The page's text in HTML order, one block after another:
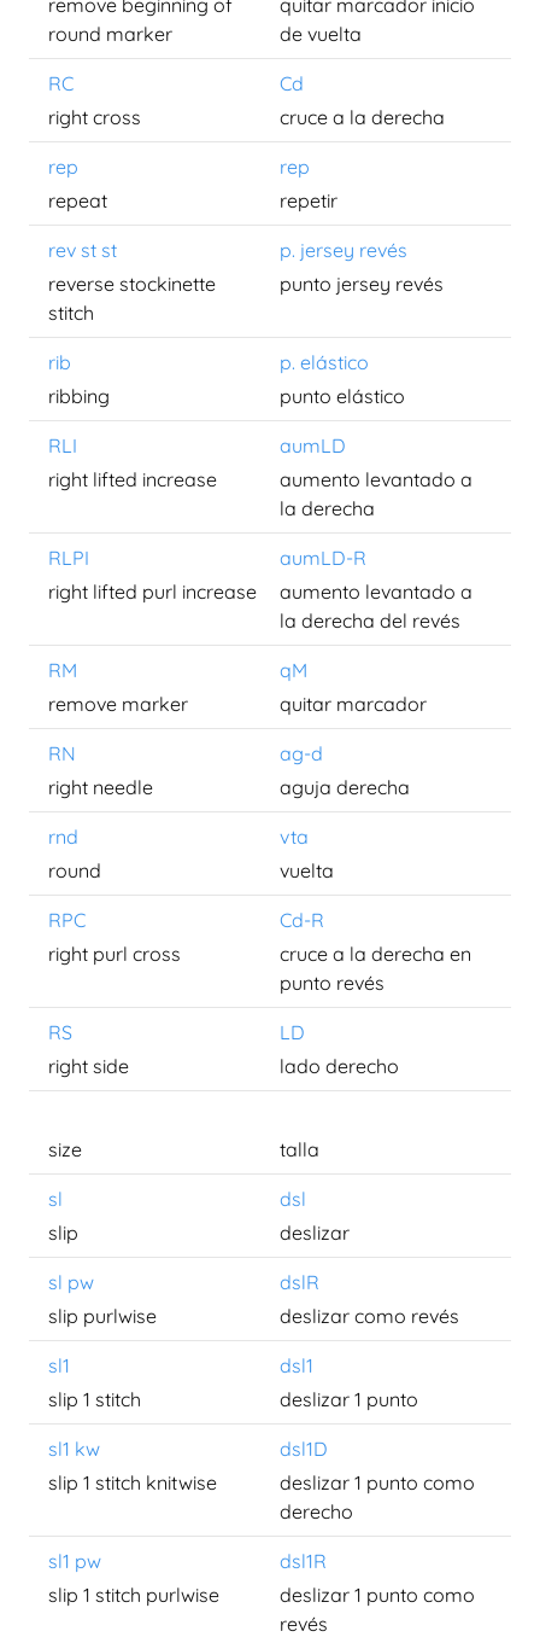
remove beginning of
round marker
quitar marcador inicio
de vuelta
RC
Cd
right cross
cruce a la derecha
rep
rep
repeat
repetir
rev st st
p. jersey revés
reverse stockinette
stitch
punto jersey revés
rib
p. elástico
ribbing
punto elástico
RLI
aumLD
right lifted increase
aumento levantado a
la derecha
RLPI
aumLD-R
right lifted purl increase
aumento levantado a
la derecha del revés
RM
qM
remove marker
quitar marcador
RN
ag-d
right needle
aguja derecha
rnd
vta
round
vuelta
RPC
Cd-R
right purl cross
cruce a la derecha en
punto revés
RS
LD
right side
lado derecho
size talla
sl
dsl
slip
deslizar
sl pw
dslR
slip purlwise
deslizar como revés
sl1
dsl1
slip 1 stitch
deslizar 1 punto
sl1 kw
dsl1D
slip 1 stitch knitwise
deslizar 1 punto como
derecho
sl1 pw
dsl1R
slip 1 stitch purlwise
deslizar 1 punto como
revés